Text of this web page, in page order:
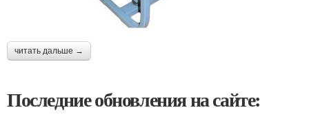
читать дальше →
Последние обновления на сайте: